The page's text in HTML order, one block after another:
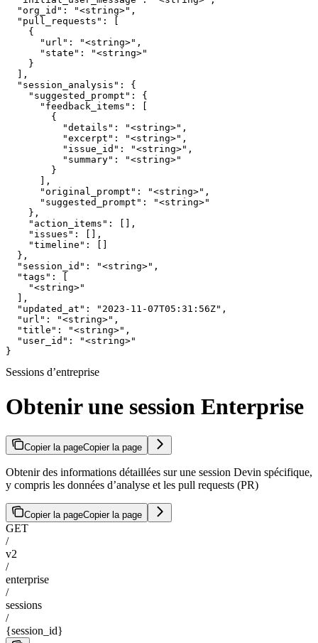
  "org_id": "<string>",
  "pull_requests": [
    {
      "url": "<string>",
      "state": "<string>"
    }
  ],
  "session_analysis": {
    "suggested_prompt": {
      "feedback_items": [
        {
          "details": "<string>",
          "excerpt": "<string>",
          "issue_id": "<string>",
          "summary": "<string>"
        }
      ],
      "original_prompt": "<string>",
      "suggested_prompt": "<string>"
    },
    "action_items": [],
    "issues": [],
    "timeline": []
  },
  "session_id": "<string>",
  "tags": [
    "<string>"
  ],
  "updated_at": "2023-11-07T05:31:56Z",
  "url": "<string>",
  "title": "<string>",
  "user_id": "<string>"
}
Sessions d’entreprise
Obtenir une session Enterprise
Copier la pageCopier la page
Obtenir des informations détaillées sur une session Devin spécifique,
y compris les données d’analyse et les pull requests (PR)
Copier la pageCopier la page
GET
/
v2
/
enterprise
/
sessions
/
{session_id}